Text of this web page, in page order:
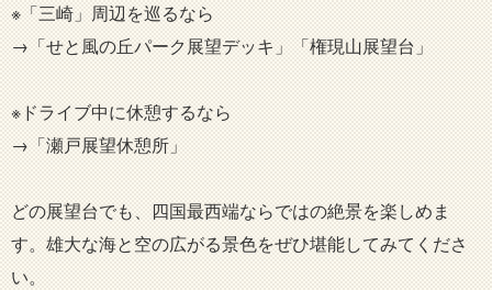
※「三崎」周辺を巡るなら
→「せと風の丘パーク展望デッキ」「権現山展望台」
※ドライブ中に休憩するなら
→「瀬戸展望休憩所」
どの展望台でも、四国最西端ならではの絶景を楽しめま
す。雄大な海と空の広がる景色をぜひ堪能してみてくださ
い。